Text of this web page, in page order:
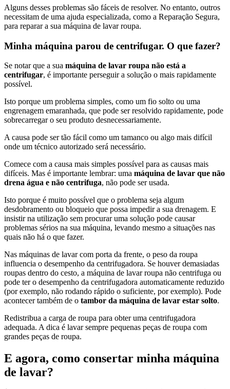
Alguns desses problemas são fáceis de resolver. No entanto, outros
necessitam de uma ajuda especializada, como a Reparação Segura,
para reparar a sua máquina de lavar roupa.
Minha máquina parou de centrifugar. O que fazer?
Se notar que a sua máquina de lavar roupa não está a
centrifugar, é importante perseguir a solução o mais rapidamente
possível.
Isto porque um problema simples, como um fio solto ou uma
engrenagem emaranhada, que pode ser resolvido rapidamente, pode
sobrecarregar o seu produto desnecessariamente.
A causa pode ser tão fácil como um tamanco ou algo mais difícil
onde um técnico autorizado será necessário.
Comece com a causa mais simples possível para as causas mais
difíceis. Mas é importante lembrar: uma máquina de lavar que não
drena água e não centrifuga, não pode ser usada.
Isto porque é muito possível que o problema seja algum
desdobramento ou bloqueio que possa impedir a sua drenagem. E
insistir na utilização sem procurar uma solução pode causar
problemas sérios na sua máquina, levando mesmo a situações nas
quais não há o que fazer.
Nas máquinas de lavar com porta da frente, o peso da roupa
influencia o desempenho da centrifugadora. Se houver demasiadas
roupas dentro do cesto, a máquina de lavar roupa não centrifuga ou
pode ter o desempenho da centrifugadora automaticamente reduzido
(por exemplo, não rodando rápido o suficiente, por exemplo). Pode
acontecer também de o tambor da máquina de lavar estar solto.
Redistribua a carga de roupa para obter uma centrifugadora
adequada. A dica é lavar sempre pequenas peças de roupa com
grandes peças de roupa.
E agora, como consertar minha máquina
de lavar?